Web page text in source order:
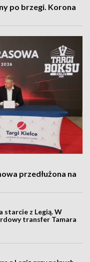
po brzegi. Korona
przedłużona na
starcie z Legią. W
transfer Tamara